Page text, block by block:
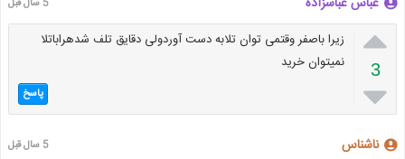
5 سال قبل

3

زیرا باصفر وقتمی توان تلابه دست آوردولی دقایق تلف شدهراباتلا
نمیتوان خرید
پاسخ
ناشناس 5 سال قبل